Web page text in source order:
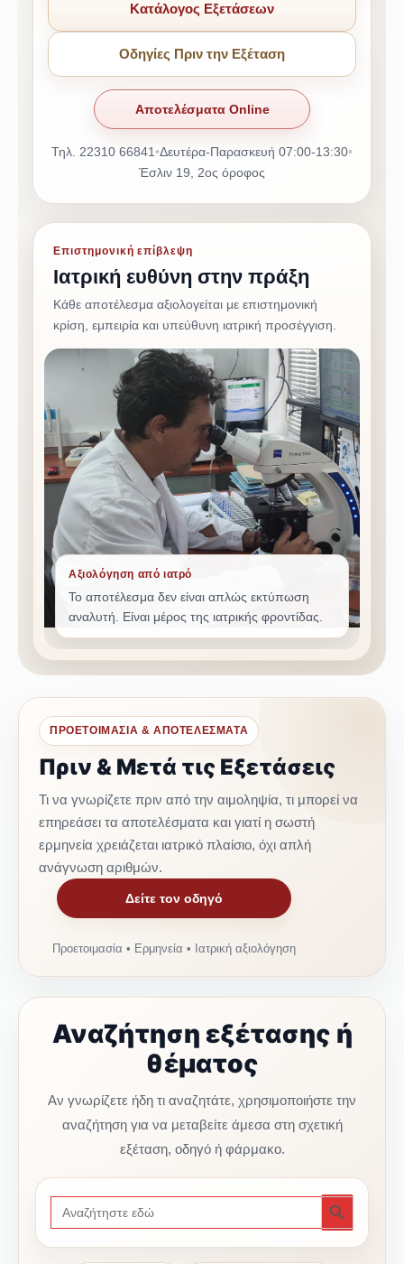
Κατάλογος Εξετάσεων
Οδηγίες Πριν την Εξέταση
Αποτελέσματα Online
Τηλ. 22310 66841•Δευτέρα-Παρασκευή 07:00-13:30•
Έσλιν 19, 2ος όροφος
Επιστημονική επίβλεψη
Ιατρική ευθύνη στην πράξη
Κάθε αποτέλεσμα αξιολογείται με επιστημονική
κρίση, εμπειρία και υπεύθυνη ιατρική προσέγγιση.
Αξιολόγηση από ιατρό
Το αποτέλεσμα δεν είναι απλώς εκτύπωση
αναλυτή. Είναι μέρος της ιατρικής φροντίδας.
ΠΡΟΕΤΟΙΜΑΣΙΑ & ΑΠΟΤΕΛΕΣΜΑΤΑ
Πριν & Μετά τις Εξετάσεις
Τι να γνωρίζετε πριν από την αιμοληψία, τι μπορεί να
επηρεάσει τα αποτελέσματα και γιατί η σωστή
ερμηνεία χρειάζεται ιατρικό πλαίσιο, όχι απλή
ανάγνωση αριθμών.
Δείτε τον οδηγό
Προετοιμασία • Ερμηνεία • Ιατρική αξιολόγηση
Αναζήτηση εξέτασης ή
θέματος
Αν γνωρίζετε ήδη τι αναζητάτε, χρησιμοποιήστε την
αναζήτηση για να μεταβείτε άμεσα στη σχετική
εξέταση, οδηγό ή φάρμακο.
Search
for: Search Button